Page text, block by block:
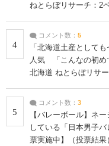
ねとらぼリサーチ：2
4
コメント数： 5
「北海道土産として
人気 「こんなの初め
北海道 ねとらぼリサ
5
コメント数： 3
【バレーボール】ネ
している「日本男子
票実施中】（投票結